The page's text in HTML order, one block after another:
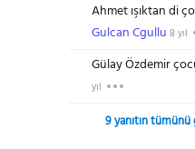
Ahmet ışıktan di
Gulcan Cgullu 8 yıl
Gülay Özdemir
yıl
9 yanıtın